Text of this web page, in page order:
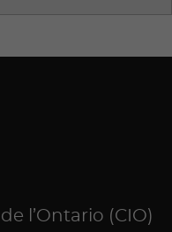
l’Ontario (CIO)